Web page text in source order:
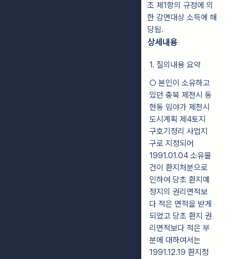
조 제1항의 규정에 의
한 감면대상 소득에 해
당됨.
상세내용
1. 질의내용 요약
○ 본인이 소유하고
있던 충북 제천시 동
현동 임야가 제천시
도시계획 제4토지
구호기정리 사업지
구로 지정되어
1991.01.04 소유물
건이 환지처분으로
인하여 당초 환지예
정지의 권리면적보
다 적은 면적을 받게
되었고 당초 환지 권
리면적보다 적은 부
분에 대하여서는
1991.12.19 환지청